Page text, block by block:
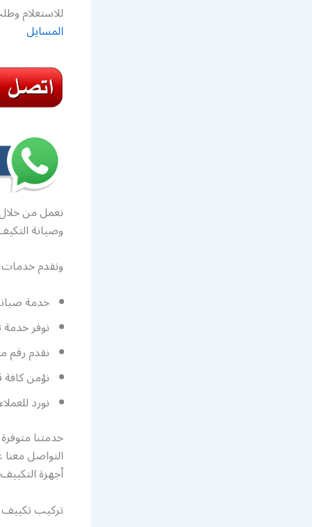
للاستعلام
المسايل
نعمل من
وصيانة
ونقدم خدمات
خدمة
نوفر
نقدم رقم
نؤمن كافة
نورد
خدمتنا
التواصل
أجهزة
تركيب تكييف